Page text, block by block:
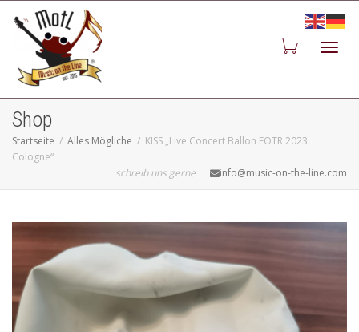
Shop
Startseite Alles Mögliche
KISS „Live Concert Ballon EOTR 2023
Cologne“
schreib uns gerne
info@music-on-the-line.com